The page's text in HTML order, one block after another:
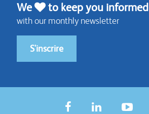
We to keep you informed
with our monthly newsletter
S'inscrire